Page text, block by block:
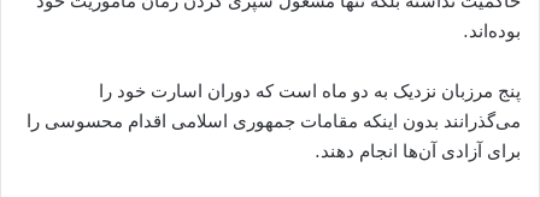
بوده‌اند.
پنج مرزبان نزدیک به دو ماه است که دوران اسارت خود را
می‌گذرانند بدون اینکه مقامات جمهوری اسلامی اقدام محسوسی را
برای آزادی آن‌ها انجام دهند.